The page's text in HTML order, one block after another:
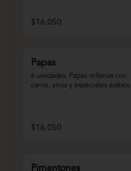
$16.050
Papas
6 unidades. Papas rellenas con
carne, arroz y especiales árabes.
$16.050
Pimentones